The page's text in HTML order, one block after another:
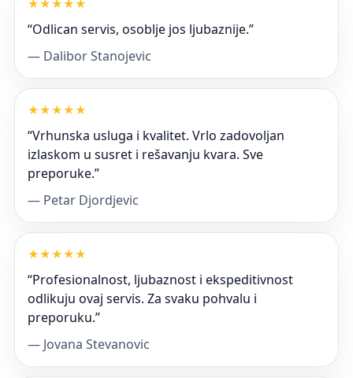
★★★★★
“Odlican servis, osoblje jos ljubaznije.”
— Dalibor Stanojevic
★★★★★
“Vrhunska usluga i kvalitet. Vrlo zadovoljan
izlaskom u susret i rešavanju kvara. Sve
preporuke.”
— Petar Djordjevic
★★★★★
“Profesionalnost, ljubaznost i ekspeditivnost
odlikuju ovaj servis. Za svaku pohvalu i
preporuku.”
— Jovana Stevanovic